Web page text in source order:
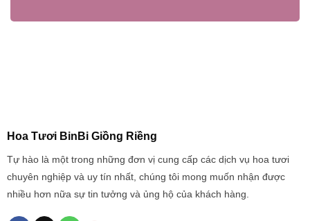
Hoa Tươi BinBi Giồng Riềng
Tự hào là một trong những đơn vị cung cấp các dịch vụ hoa tươi
chuyên nghiệp và uy tín nhất, chúng tôi mong muốn nhận được
nhiều hơn nữa sự tin tưởng và ủng hộ của khách hàng.